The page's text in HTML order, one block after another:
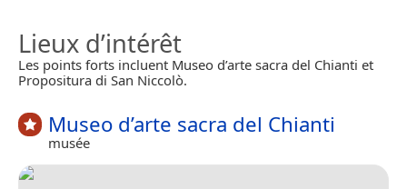
Lieux d’intérêt
Les points forts incluent Museo d’arte sacra del Chianti et
Propositura di San Niccolò.
Museo d’arte sacra del Chianti
musée